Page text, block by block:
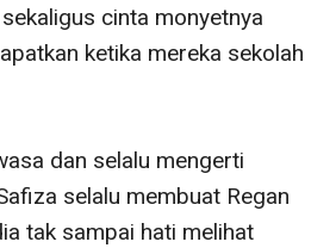
cinta monyetnya
ketika mereka sekolah
dan selalu mengerti
selalu membuat Regan
tak sampai hati melihat